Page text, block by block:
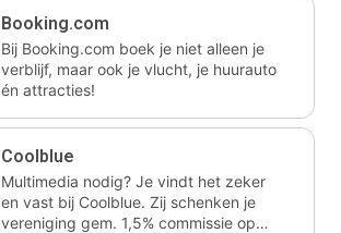
Booking.com
Bij Booking.com boek je niet alleen je
verblijf, maar ook je vlucht, je huurauto
én attracties!
Coolblue
Multimedia nodig? Je vindt het zeker
en vast bij Coolblue. Zij schenken je
vereniging gem. 1,5% commissie op